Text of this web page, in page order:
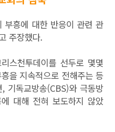
부흥에 대한 반응이 관련 관
주장했다.
스천투데이를 선두로 몇몇
을 지속적으로 전해주는 등
기독교방송(CBS)와 극동방
대해 전혀 보도하지 않았